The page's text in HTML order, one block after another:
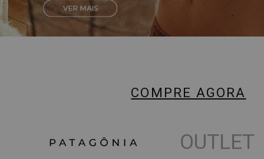
COMPRE AGORA
OUTLET